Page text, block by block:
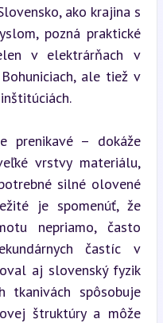
ako krajina s
pozná praktické
v elektrárňach v
ale tiež v
prenikavé – dokáže
vrstvy materiálu,
silné olovené
je spomenúť, že
nepriamo, často
častíc v
aj slovenský fyzik
tkanivách spôsobuje
štruktúry a môže